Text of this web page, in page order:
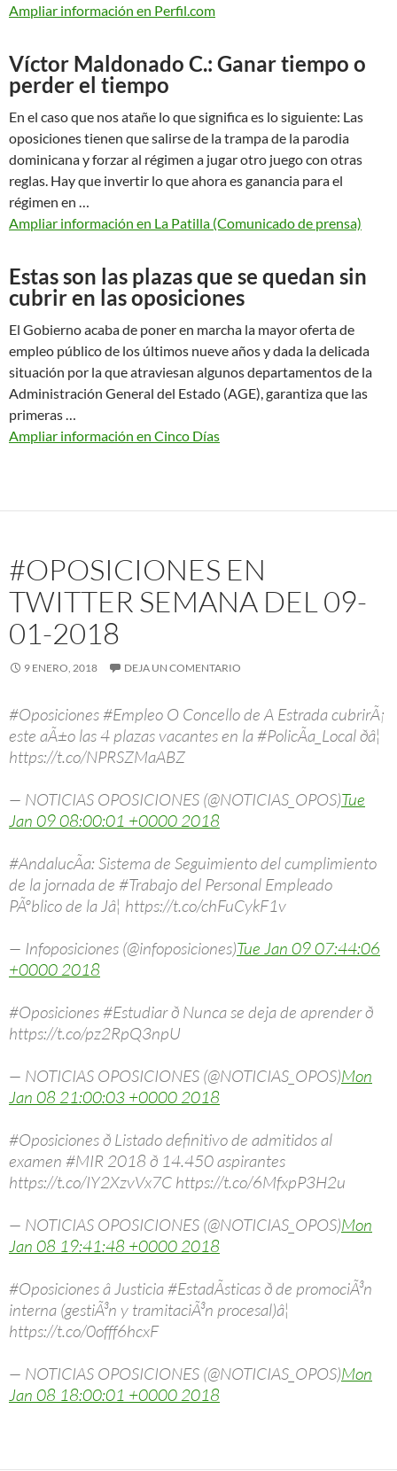
Ampliar información en Perfil.com
Víctor Maldonado C.: Ganar tiempo o
perder el tiempo
En el caso que nos atañe lo que significa es lo siguiente: Las
oposiciones tienen que salirse de la trampa de la parodia
dominicana y forzar al régimen a jugar otro juego con otras
reglas. Hay que invertir lo que ahora es ganancia para el
régimen en …
Ampliar información en La Patilla (Comunicado de prensa)
Estas son las plazas que se quedan sin
cubrir en las oposiciones
El Gobierno acaba de poner en marcha la mayor oferta de
empleo público de los últimos nueve años y dada la delicada
situación por la que atraviesan algunos departamentos de la
Administración General del Estado (AGE), garantiza que las
primeras …
Ampliar información en Cinco Días
#OPOSICIONES EN
TWITTER SEMANA DEL 09-
01-2018
9 ENERO, 2018 DEJA UN COMENTARIO
#Oposiciones #Empleo O Concello de A Estrada cubrirÃ¡
este aÃ±o las 4 plazas vacantes en la #PolicÃ­a_Local ðâ¦
https://t.co/NPRSZMaABZ
— NOTICIAS OPOSICIONES (@NOTICIAS_OPOS)Tue
Jan 09 08:00:01 +0000 2018
#AndalucÃ­a: Sistema de Seguimiento del cumplimiento
de la jornada de #Trabajo del Personal Empleado
PÃºblico de la Jâ¦ https://t.co/chFuCykF1v
— Infoposiciones (@infoposiciones)Tue Jan 09 07:44:06
+0000 2018
#Oposiciones #Estudiar ð Nunca se deja de aprender ð
https://t.co/pz2RpQ3npU
— NOTICIAS OPOSICIONES (@NOTICIAS_OPOS)Mon
Jan 08 21:00:03 +0000 2018
#Oposiciones ð Listado definitivo de admitidos al
examen #MIR 2018 ð 14.450 aspirantes
https://t.co/IY2XzvVx7C https://t.co/6MfxpP3H2u
— NOTICIAS OPOSICIONES (@NOTICIAS_OPOS)Mon
Jan 08 19:41:48 +0000 2018
#Oposiciones â Justicia #EstadÃ­sticas ð de promociÃ³n
interna (gestiÃ³n y tramitaciÃ³n procesal)â¦
https://t.co/0offf6hcxF
— NOTICIAS OPOSICIONES (@NOTICIAS_OPOS)Mon
Jan 08 18:00:01 +0000 2018